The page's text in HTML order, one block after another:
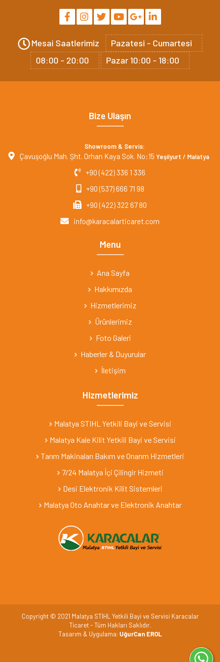
Mesai Saatlerimiz
Pazatesi - Cumartesi
08:00 - 20:00
Pazar 10:00 - 18:00
Bize Ulaşın
Showroom & Servis:
Çavuşoğlu Mah. Şht. Orhan Kaya Sok. No:15 Yeşilyurt / Malatya
+90 (422) 336 1 336
+90 (537) 666 71 98
+90 (422) 322 67 80
info@karacalarticaret.com
Menu
Ana Sayfa
Hakkımızda
Hizmetlerimiz
Ürünlerimiz
Foto Galeri
Haberler & Duyurular
İletişim
Hizmetlerimiz
Malatya STIHL Yetkili Bayi ve Servisi
Malatya Kale Kilit Yetkili Bayi ve Servisi
Tarım Makinaları Bakım ve Onarım Hizmetleri
7/24 Malatya İçi Çilingir Hizmeti
Desi Elektronik Kilit Sistemleri
Malatya Oto Anahtar ve Elektronik Anahtar
Copyright © 2021 Malatya STIHL Yetkili Bayi ve Servisi Karacalar
Ticaret - Tüm Hakları Saklıdır.
Tasarım & Uygulama: UğurCan EROL